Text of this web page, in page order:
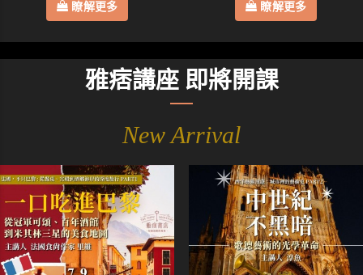
瞭解更多 瞭解更多
雅痞講座 即將開課
New Arrival